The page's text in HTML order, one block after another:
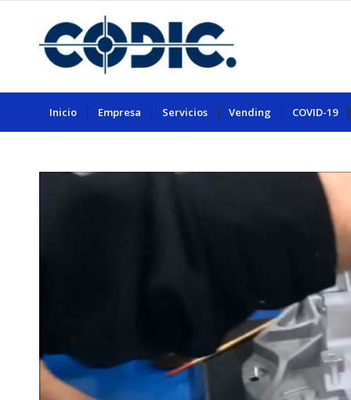
Inicio Empresa Servicios Vending COVID-19